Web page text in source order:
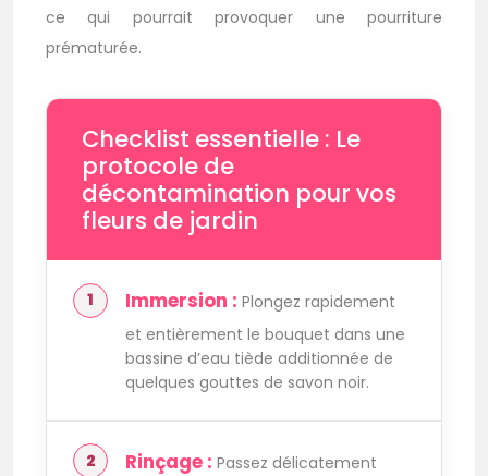
ce qui pourrait provoquer une pourriture
prématurée.
Checklist essentielle : Le
protocole de
décontamination pour vos
fleurs de jardin
Immersion : Plongez rapidement
et entièrement le bouquet dans une
bassine d’eau tiède additionnée de
quelques gouttes de savon noir.
Rinçage : Passez délicatement